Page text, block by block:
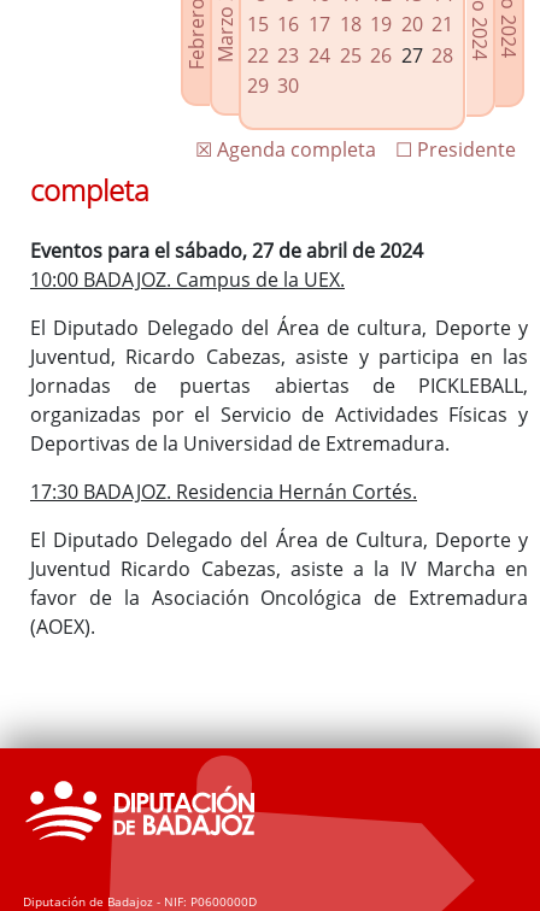
Agenda de Presidencia
Plenos provinciales y Juntas de gobierno
Oficina de Proyectos Europeos
15 16 17 18 19 20 21
22 23 24 25 26 27 28
29 30
☐ Presidente
☒ Agenda completa
completa
Eventos para el sábado, 27 de abril de 2024
10:00 BADAJOZ. Campus de la UEX.
El Diputado Delegado del Área de cultura, Deporte y
Juventud, Ricardo Cabezas, asiste y participa en las
Jornadas de puertas abiertas de PICKLEBALL,
organizadas por el Servicio de Actividades Físicas y
Deportivas de la Universidad de Extremadura.
17:30 BADAJOZ. Residencia Hernán Cortés.
El Diputado Delegado del Área de Cultura, Deporte y
Juventud Ricardo Cabezas, asiste a la IV Marcha en
favor de la Asociación Oncológica de Extremadura
(AOEX).
Diputación de Badajoz - NIF: P0600000D